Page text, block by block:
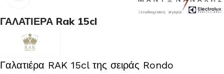
ΓΑΛΑΤΙΕΡΑ Rak 15cl
Γαλατιέρα RAK 15cl της σειράς Rondo